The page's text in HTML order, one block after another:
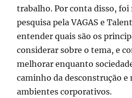
trabalho. Por conta disso, foi
pesquisa pela VAGAS e
entender quais são os
considerar sobre o tema, e
melhorar enquanto
caminho da desconstrução
ambientes corporativos.